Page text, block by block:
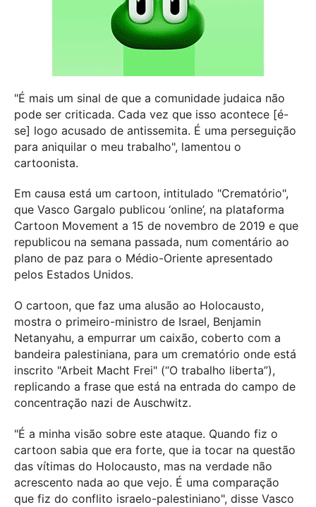
"É mais um sinal de que a comunidade judaica não
pode ser criticada. Cada vez que isso acontece [é-
se] logo acusado de antissemita. É uma perseguição
para aniquilar o meu trabalho", lamentou o
cartoonista.
Em causa está um cartoon, intitulado "Crematório",
que Vasco Gargalo publicou ‘online’, na plataforma
Cartoon Movement a 15 de novembro de 2019 e que
republicou na semana passada, num comentário ao
plano de paz para o Médio-Oriente apresentado
pelos Estados Unidos.
O cartoon, que faz uma alusão ao Holocausto,
mostra o primeiro-ministro de Israel, Benjamin
Netanyahu, a empurrar um caixão, coberto com a
bandeira palestiniana, para um crematório onde está
inscrito "Arbeit Macht Frei" (“O trabalho liberta”),
replicando a frase que está na entrada do campo de
concentração nazi de Auschwitz.
"É a minha visão sobre este ataque. Quando fiz o
cartoon sabia que era forte, que ia tocar na questão
das vítimas do Holocausto, mas na verdade não
acrescento nada ao que vejo. É uma comparação
que fiz do conflito israelo-palestiniano", disse Vasco